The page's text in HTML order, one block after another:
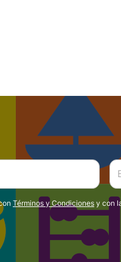
Términos y Condiciones y con